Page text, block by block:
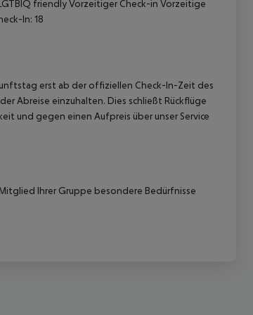
friendly Vorzeitiger Check-in Vorzeitige
In: 18
erst ab der offiziellen Check-In-Zeit des
Abreise einzuhalten. Dies schließt Rückflüge
und gegen einen Aufpreis über unser Service
Ihrer Gruppe besondere Bedürfnisse